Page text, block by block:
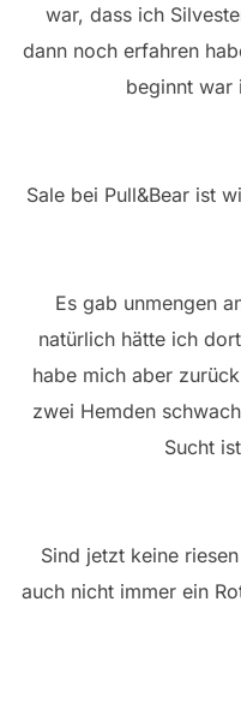
war, dass ich
dann noch erfahren
beginnt
Sale bei Pull&Bear ist
Es gab unmengen
natürlich hätte ich
habe mich aber
zwei Hemden
Sucht
Sind jetzt keine
auch nicht immer ein